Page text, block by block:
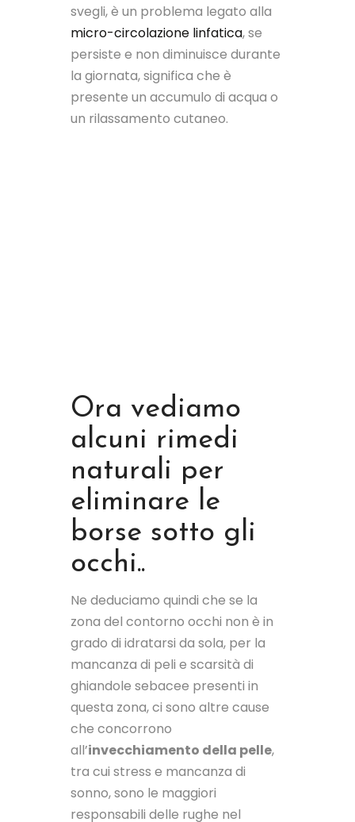
svegli, è un problema legato alla
micro-circolazione linfatica, se
persiste e non diminuisce durante
la giornata, significa che è
presente un accumulo di acqua o
un rilassamento cutaneo.
Ora vediamo
alcuni rimedi
naturali per
eliminare le
borse sotto gli
occhi..
Ne deduciamo quindi che se la
zona del contorno occhi non è in
grado di idratarsi da sola, per la
mancanza di peli e scarsità di
ghiandole sebacee presenti in
questa zona, ci sono altre cause
che concorrono
all’invecchiamento della pelle,
tra cui stress e mancanza di
sonno, sono le maggiori
responsabili delle rughe nel